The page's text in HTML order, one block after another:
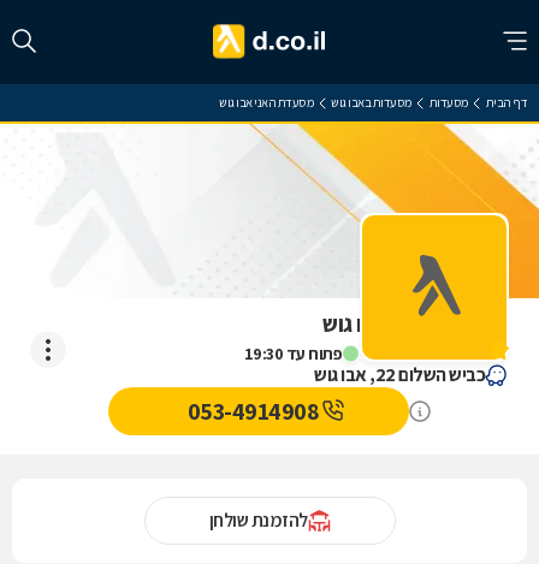
דף הבית מסעדות מסעדות באבו גוש מסעדת האני אבו גוש
פתוח עד 19:30
מסעדת האני אבו גוש
כביש השלום 22, אבו גוש
053-4914908
להזמנת שולחן